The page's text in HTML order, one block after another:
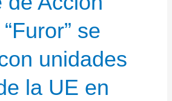
se
unidades
la UE en